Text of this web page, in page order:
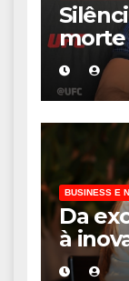
morte
MMA
BUSINESS E
Da
à